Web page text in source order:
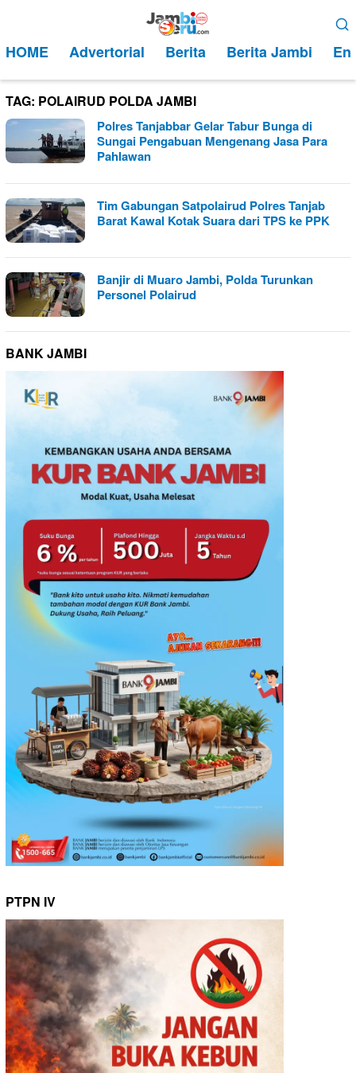
kontenMobile
HOME Advertorial Berita Berita Jambi
TAG: POLAIRUD POLDA JAMBI
Polres Tanjabbar Gelar Tabur Bunga di
Sungai Pengabuan Mengenang Jasa Para
Pahlawan
Tim Gabungan Satpolairud Polres Tanjab
Barat Kawal Kotak Suara dari TPS ke PPK
Banjir di Muaro Jambi, Polda Turunkan
Personel Polairud
BANK JAMBI
PTPN IV